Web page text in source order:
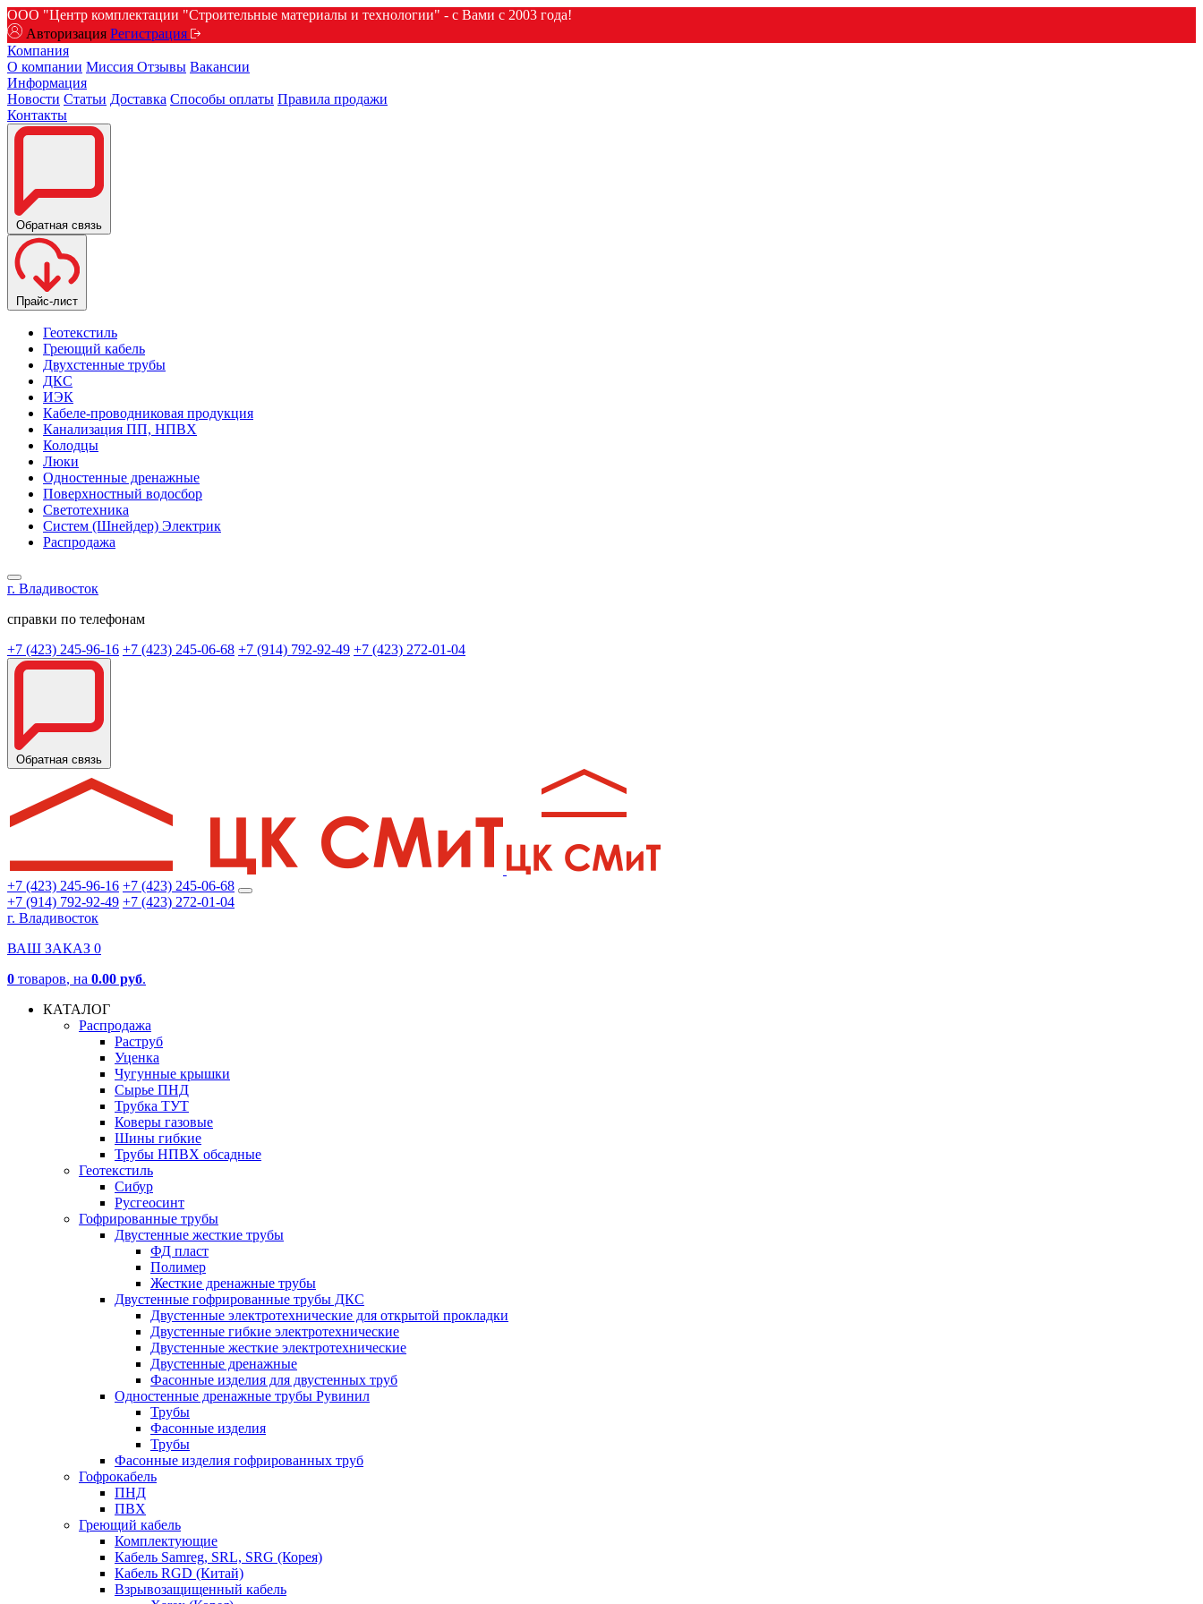
ООО "Центр комплектации "Строительные материалы и технологии" - с Вами с 2003 года!
Авторизация Регистрация
Компания
О компании Миссия Отзывы Вакансии
Информация
Новости Статьи Доставка Способы оплаты Правила продажи
Контакты
Обратная связь
Прайс-лист
Геотекстиль
Греющий кабель
Двухстенные трубы
ДКС
ИЭК
Кабеле-проводниковая продукция
Канализация ПП, НПВХ
Колодцы
Люки
Одностенные дренажные
Поверхностный водосбор
Светотехника
Систем (Шнейдер) Электрик
Распродажа
г. Владивосток
справки по телефонам
+7 (423) 245-96-16 +7 (423) 245-06-68 +7 (914) 792-92-49 +7 (423) 272-01-04
Обратная связь
+7 (423) 245-96-16 +7 (423) 245-06-68
+7 (914) 792-92-49 +7 (423) 272-01-04
г. Владивосток
ВАШ ЗАКАЗ 0
0 товаров, на 0.00 руб.
КАТАЛОГ
Распродажа
Раструб
Уценка
Чугунные крышки
Сырье ПНД
Трубка ТУТ
Коверы газовые
Шины гибкие
Трубы НПВХ обсадные
Геотекстиль
Сибур
Русгеосинт
Гофрированные трубы
Двустенные жесткие трубы
ФД пласт
Полимер
Жесткие дренажные трубы
Двустенные гофрированные трубы ДКС
Двустенные электротехнические для открытой прокладки
Двустенные гибкие электротехнические
Двустенные жесткие электротехнические
Двустенные дренажные
Фасонные изделия для двустенных труб
Одностенные дренажные трубы Рувинил
Трубы
Фасонные изделия
Трубы
Фасонные изделия гофрированных труб
Гофрокабель
ПНД
ПВХ
Греющий кабель
Комплектующие
Кабель Samreg, SRL, SRG (Корея)
Кабель RGD (Китай)
Взрывозащищенный кабель